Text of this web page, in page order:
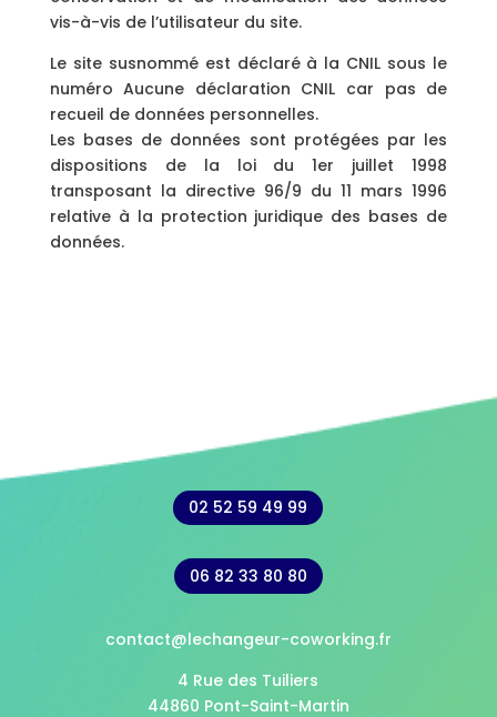
vis-à-vis de l’utilisateur du site.
Le site susnommé est déclaré à la CNIL sous le
numéro Aucune déclaration CNIL car pas de
recueil de données personnelles.
Les bases de données sont protégées par les
dispositions de la loi du 1er juillet 1998
transposant la directive 96/9 du 11 mars 1996
relative à la protection juridique des bases de
données.
02 52 59 49 99
06 82 33 80 80
contact@lechangeur-coworking.fr
4 Rue des Tuiliers
44860 Pont-Saint-Martin